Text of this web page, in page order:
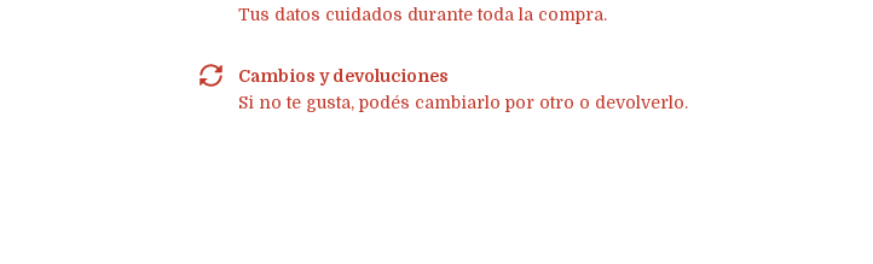
Tus datos cuidados durante toda la compra.
Cambios y devoluciones
Si no te gusta, podés cambiarlo por otro o devolverlo.